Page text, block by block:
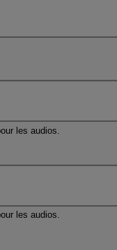
les audios.
les audios.